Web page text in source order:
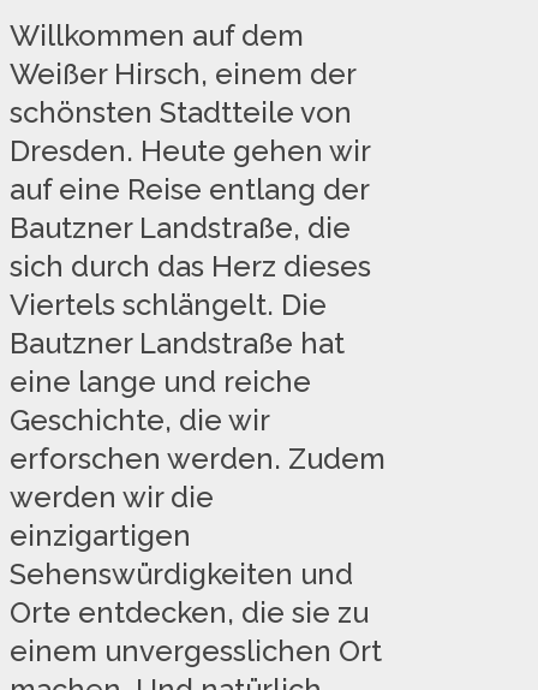
Willkommen auf dem
Weißer Hirsch, einem der
schönsten Stadtteile von
Dresden. Heute gehen wir
auf eine Reise entlang der
Bautzner Landstraße, die
sich durch das Herz dieses
Viertels schlängelt. Die
Bautzner Landstraße hat
eine lange und reiche
Geschichte, die wir
erforschen werden. Zudem
werden wir die
einzigartigen
Sehenswürdigkeiten und
Orte entdecken, die sie zu
einem unvergesslichen Ort